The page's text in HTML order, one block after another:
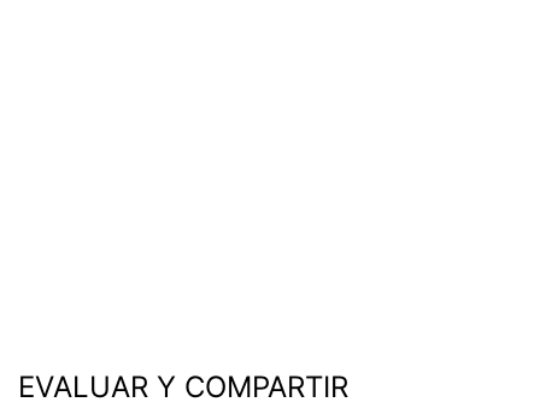
EVALUAR Y COMPARTIR